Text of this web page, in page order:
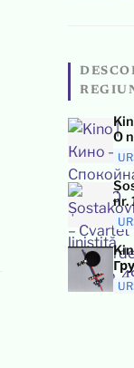
O
nr.